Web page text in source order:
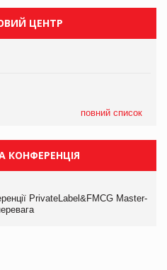
ЦЕНТР
повний список
КОНФЕРЕНЦІЯ
PrivateLabel&FMCG Master-